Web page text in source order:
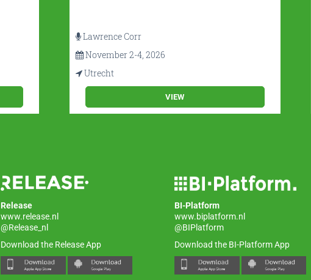
Lawrence Corr
November 2-4, 2026
Utrecht
VIEW
Release
www.release.nl
@Release_nl
Download the Release App
BI-Platform
www.biplatform.nl
@BIPlatform
Download the BI-Platform App